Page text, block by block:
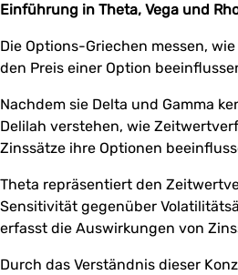
Einführung in Theta, Vega und
Die Options-Griechen messen,
den Preis einer Option
Nachdem sie Delta und Gamma
Delilah verstehen, wie
Zinssätze ihre Optionen
Theta repräsentiert den
Sensitivität gegenüber
erfasst die Auswirkungen von
Durch das Verständnis dieser